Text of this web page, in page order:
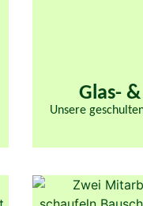
Glas-
Unsere